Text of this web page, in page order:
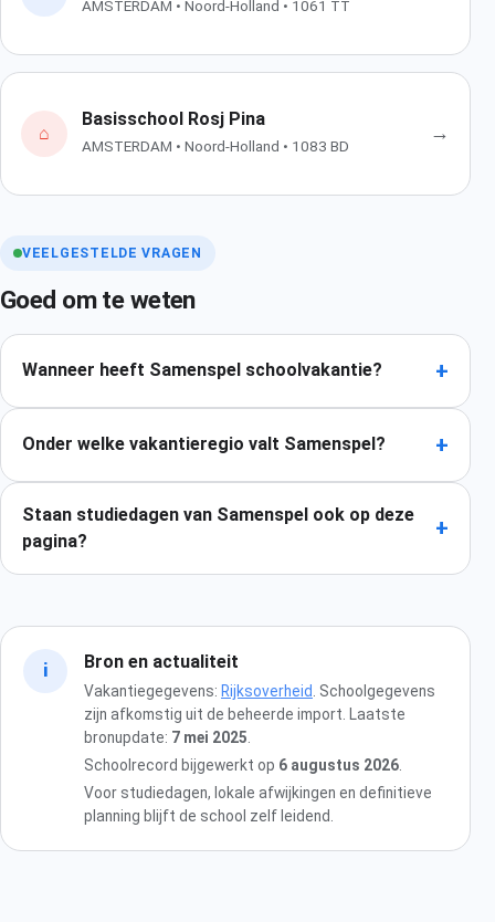
AMSTERDAM • Noord-Holland • 1061 TT
⌂
Basisschool Rosj Pina
AMSTERDAM • Noord-Holland • 1083 BD
→
VEELGESTELDE VRAGEN
Goed om te weten
Wanneer heeft Samenspel schoolvakantie? +
Onder welke vakantieregio valt Samenspel? +
Staan studiedagen van Samenspel ook op deze
pagina?
+
i Bron en actualiteit
Vakantiegegevens: Rijksoverheid . Schoolgegevens
zijn afkomstig uit de beheerde import. Laatste
bronupdate: 7 mei 2025
Schoolrecord bijgewerkt op 6 augustus 2026
Voor studiedagen, lokale afwijkingen en definitieve
planning blijft de school zelf leidend.